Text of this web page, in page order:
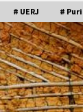
# UERJ # Puri